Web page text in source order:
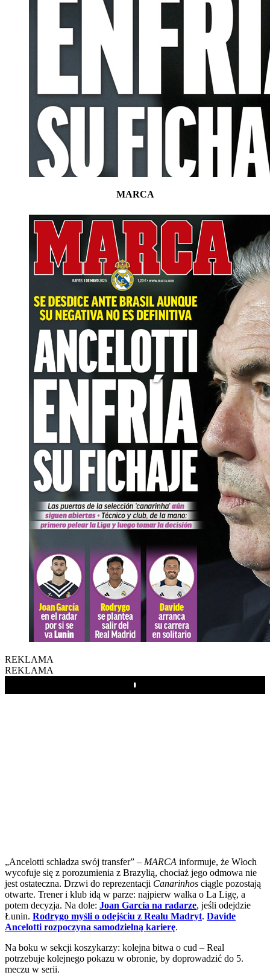
MARCA
REKLAMA
REKLAMA
Play
„Ancelotti schładza swój transfer” – MARCA informuje, że Włoch
wycofuje się z porozumienia z Brazylią, chociaż jego odmowa nie
jest ostateczna. Drzwi do reprezentacji Canarinhos ciągle pozostają
otwarte. Trener i klub idą w parze: najpierw walka o La Ligę, a
potem decyzja. Na dole: Joan García na radarze, jeśli odejdzie
Łunin. Rodrygo myśli o odejściu z Realu Madryt. Davide
Ancelotti rozpoczyna samodzielną karierę.
Na boku w sekcji koszykarzy: kolejna bitwa o cud – Real
potrzebuje kolejnego pokazu w obronie, by doprowadzić do 5.
meczu w serii.